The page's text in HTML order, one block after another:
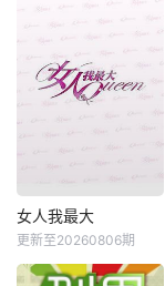
女人我最大
更新至20260806期